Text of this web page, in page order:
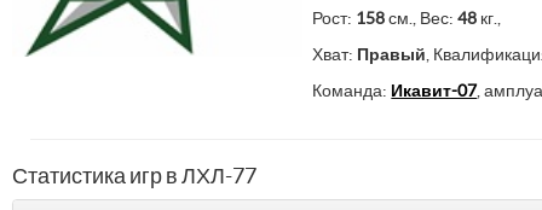
Рост: 158см., Вес:48 кг.,
Хват: Правый ,
Команда: Икавит-07,
Статистика игр в ЛХЛ-77